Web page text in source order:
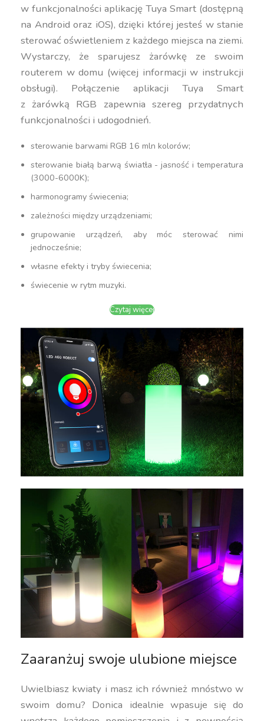
w funkcjonalności aplikację Tuya Smart (dostępną
na Android oraz iOS), dzięki której jesteś w stanie
sterować oświetleniem z każdego miejsca na ziemi.
Wystarczy, że sparujesz żarówkę ze swoim
routerem w domu (więcej informacji w instrukcji
obsługi). Połączenie aplikacji Tuya Smart
z żarówką RGB zapewnia szereg przydatnych
funkcjonalności i udogodnień.
sterowanie barwami RGB 16 mln kolorów;
sterowanie białą barwą światła - jasność i temperatura
(3000-6000K);
harmonogramy świecenia;
zależności między urządzeniami;
grupowanie urządzeń, aby móc sterować nimi
jednocześnie;
własne efekty i tryby świecenia;
świecenie w rytm muzyki.
Czytaj więcej
Zaaranżuj swoje ulubione miejsce
Uwielbiasz kwiaty i masz ich również mnóstwo w
swoim domu? Donica idealnie wpasuje się do